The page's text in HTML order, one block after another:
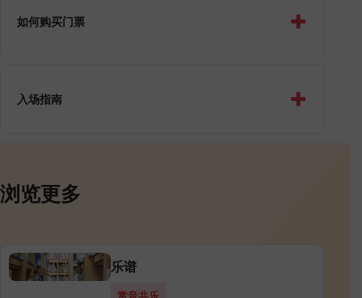
如何购买门票 +
入场指南 +
浏览更多
乐谱